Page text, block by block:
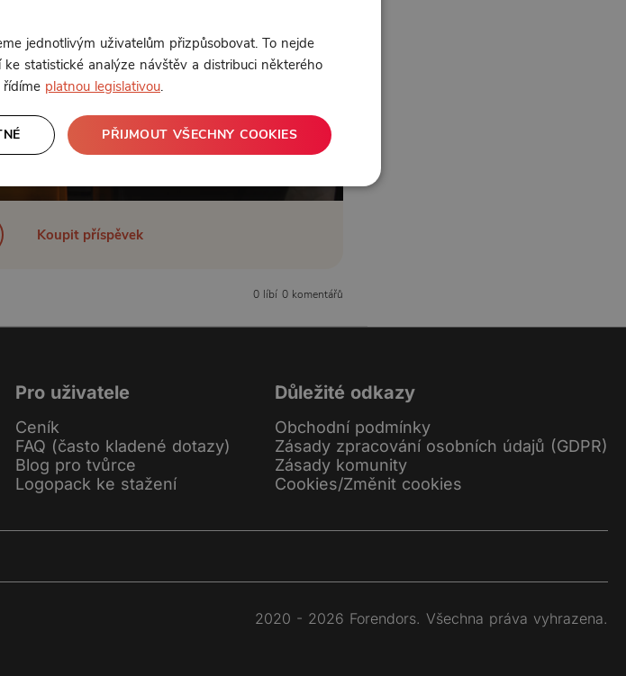
Koupit příspěvek
0 líbí 0 komentářů
Pro uživatele
Ceník
FAQ (často kladené dotazy)
Blog pro tvůrce
Logopack ke stažení
Důležité odkazy
Obchodní podmínky
Zásady zpracování osobních údajů (GDPR)
Zásady komunity
Cookies/Změnit cookies
2020 - 2026 Forendors. Všechna práva vyhrazena.
jednotlivým uživatelům přizpůsobovat. To nejde
statistické analýze návštěv a distribuci některého
platnou legislativou.
PŘIJMOUT VŠECHNY COOKIES